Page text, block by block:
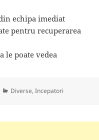
echipa imediat
pentru recuperarea
le poate vedea
Categorii
Diverse,Incepatori